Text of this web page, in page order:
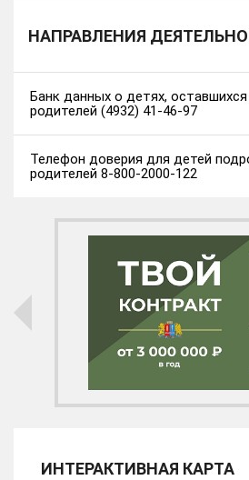
НАПРАВЛЕНИЯ
Банк данных о детях,
родителей (4932) 41-46-97
Телефон доверия для детей
родителей 8-800-2000-122
ИНТЕРАКТИВНАЯ КАРТА